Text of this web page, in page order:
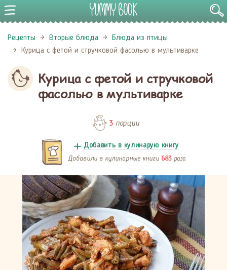
Рецепты Вторые блюда
Блюда из птицы
Курица с фетой и стручковой фасолью в мультиварке
Курица с фетой и стручковой
фасолью в мультиварке
3порции
Добавить в кулинарую книгу
Добавили в кулинарные книги 683 раза